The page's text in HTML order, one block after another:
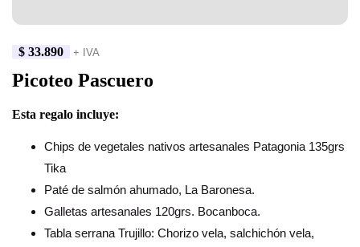
$ 33.890 + IVA
Picoteo Pascuero
Esta regalo incluye:
Chips de vegetales nativos artesanales Patagonia 135grs
Tika
Paté de salmón ahumado, La Baronesa.
Galletas artesanales 120grs. Bocanboca.
Tabla serrana Trujillo: Chorizo vela, salchichón vela,